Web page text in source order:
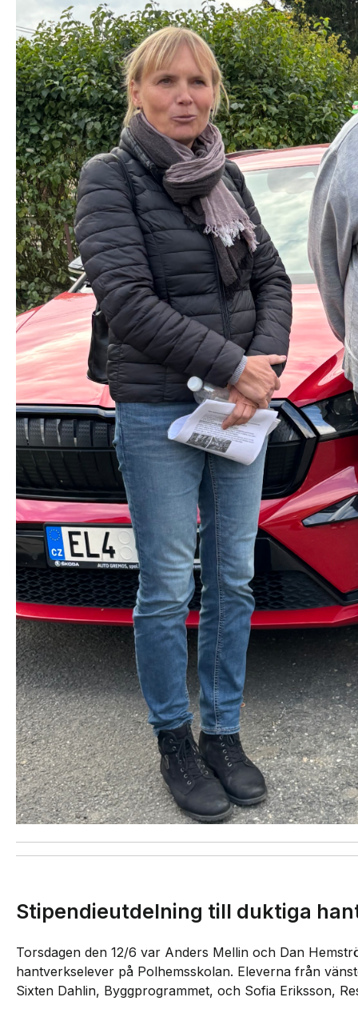
Stipendieutdelning till duktiga
Torsdagen den 12/6 var Anders Mellin och Dan
hantverkselever på Polhemsskolan. Eleverna från
Sixten Dahlin, Byggprogrammet, och Sofia Eriksson,